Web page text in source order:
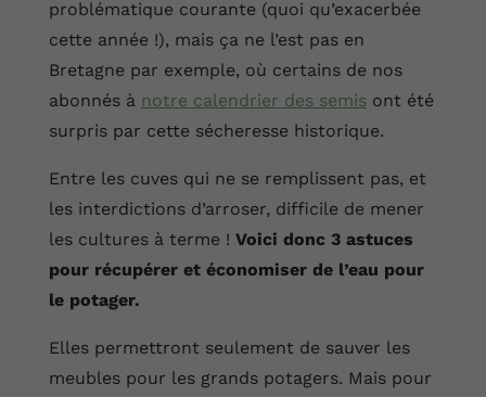
problématique courante (quoi qu’exacerbée
cette année !), mais ça ne l’est pas en
Bretagne par exemple, où certains de nos
abonnés à notre calendrier des semisont été
surpris par cette sécheresse historique.
Entre les cuves qui ne se remplissent pas, et
les interdictions d’arroser, difficile de mener
les cultures à terme ! Voici donc 3 astuces
pour récupérer et économiser de l’eau pour
le potager.
Elles permettront seulement de sauver les
meubles pour les grands potagers. Mais pour